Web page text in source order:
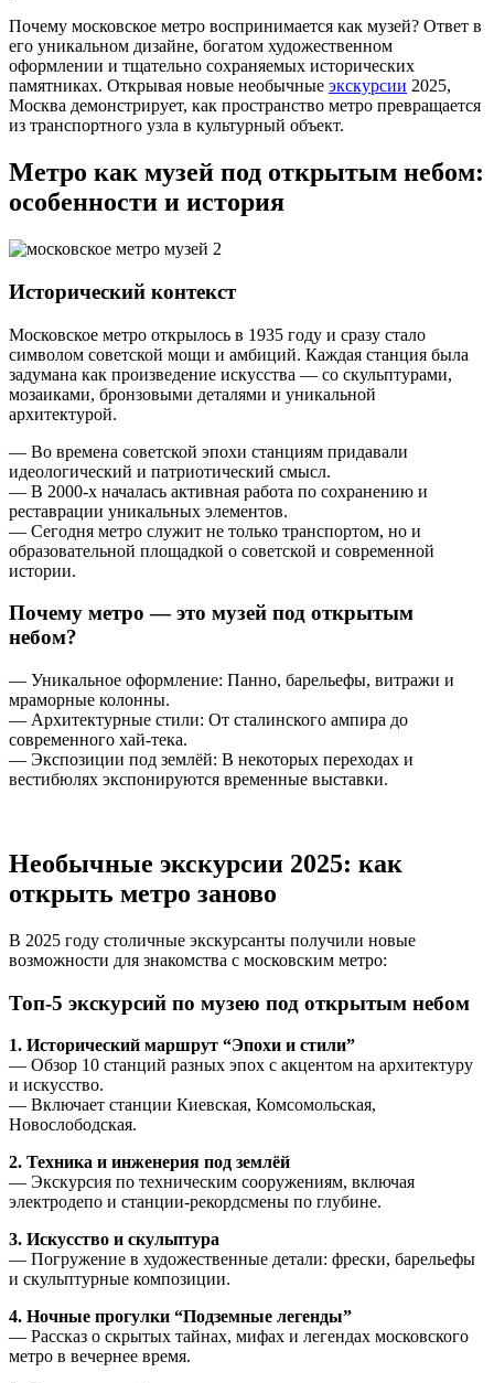
Почему московское метро воспринимается как музей? Ответ в
его уникальном дизайне, богатом художественном
оформлении и тщательно сохраняемых исторических
памятниках. Открывая новые необычные экскурсии 2025,
Москва демонстрирует, как пространство метро превращается
из транспортного узла в культурный объект.
Метро как музей под открытым небом:
особенности и история
Исторический контекст
Московское метро открылось в 1935 году и сразу стало
символом советской мощи и амбиций. Каждая станция была
задумана как произведение искусства — со скульптурами,
мозаиками, бронзовыми деталями и уникальной
архитектурой.
— Во времена советской эпохи станциям придавали
идеологический и патриотический смысл.
— В 2000-х началась активная работа по сохранению и
реставрации уникальных элементов.
— Сегодня метро служит не только транспортом, но и
образовательной площадкой о советской и современной
истории.
Почему метро — это музей под открытым
небом?
— Уникальное оформление: Панно, барельефы, витражи и
мраморные колонны.
— Архитектурные стили: От сталинского ампира до
современного хай-тека.
— Экспозиции под землёй: В некоторых переходах и
вестибюлях экспонируются временные выставки.
Необычные экскурсии 2025: как
открыть метро заново
В 2025 году столичные экскурсанты получили новые
возможности для знакомства с московским метро:
Топ-5 экскурсий по музею под открытым небом
1. Исторический маршрут “Эпохи и стили”
— Обзор 10 станций разных эпох с акцентом на архитектуру
и искусство.
— Включает станции Киевская, Комсомольская,
Новослободская.
2. Техника и инженерия под землёй
— Экскурсия по техническим сооружениям, включая
электродепо и станции-рекордсмены по глубине.
3. Искусство и скульптура
— Погружение в художественные детали: фрески, барельефы
и скульптурные композиции.
4. Ночные прогулки “Подземные легенды”
— Рассказ о скрытых тайнах, мифах и легендах московского
метро в вечернее время.